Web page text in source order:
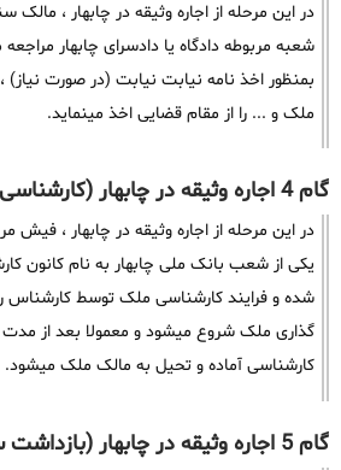
در این مرحله از اجاره وثیقه در چابهار ، مالک
شعبه مربوطه دادگاه یا دادسرای چابهار مراجعه
بمنظور اخذ نامه نیابت نیابت (در صورت
ملک و ... را از مقام قضایی اخذ مینماید.
گام 4 اجاره وثیقه در چابهار (کارشناسی ملک)
در این مرحله از اجاره وثیقه در چابهار ، فیش
یکی از شعب بانک ملی چابهار به نام کانون
شده و فرایند کارشناسی ملک توسط
کارشناسی آماده و تحیل به مالک ملک میشود.
گام 5 اجاره وثیقه در چابهار (بازداشت سند)